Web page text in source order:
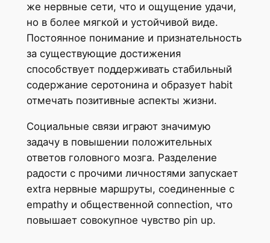
же нервные сети, что и ощущение удачи,
но в более мягкой и устойчивой виде.
Постоянное понимание и признательность
за существующие достижения
способствует поддерживать стабильный
содержание серотонина и образует habit
отмечать позитивные аспекты жизни.
Социальные связи играют значимую
задачу в повышении положительных
ответов головного мозга. Разделение
радости с прочими личностями запускает
extra нервные маршруты, соединенные с
empathy и общественной connection, что
повышает совокупное чувство pin up.